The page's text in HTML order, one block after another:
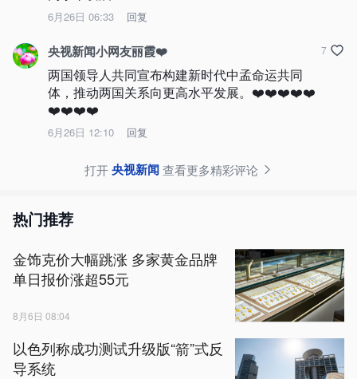
6月26日 06:33 回复
央视新闻小网友丽霞❤️
两国领导人共同宣布构建新时代中孟命运共同
体，推动两国关系向更高水平发展。❤️❤️❤️❤️❤️
❤️❤️❤️❤️
6月26日 12:10 回复
7
打开央视新闻查看更多精彩评论
热门推荐
金饰克价大幅跳涨 多家黄金品牌
单日报价涨超55元
8月6日 08:04
以色列称成功测试升级版“箭”式反
导系统